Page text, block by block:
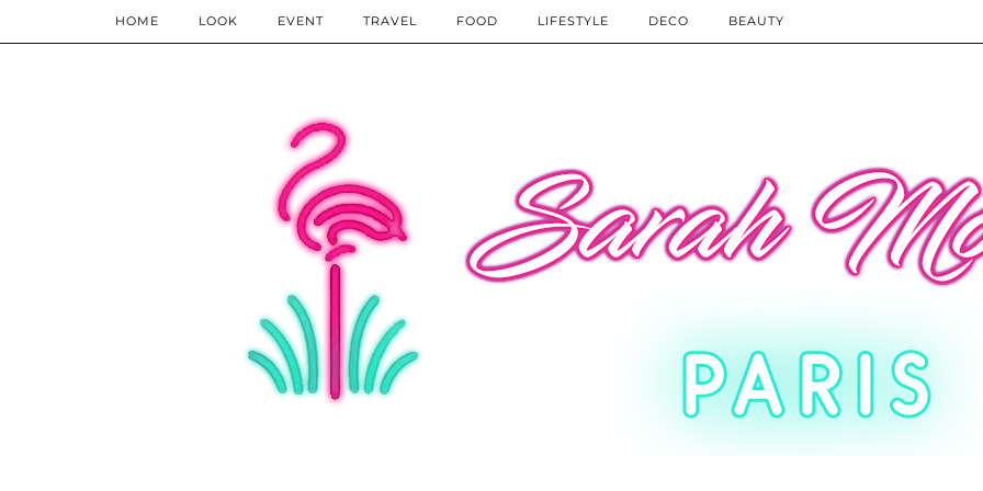
HOME LOOK EVENT TRAVEL FOOD LIFESTYLE DECO BEAUTY